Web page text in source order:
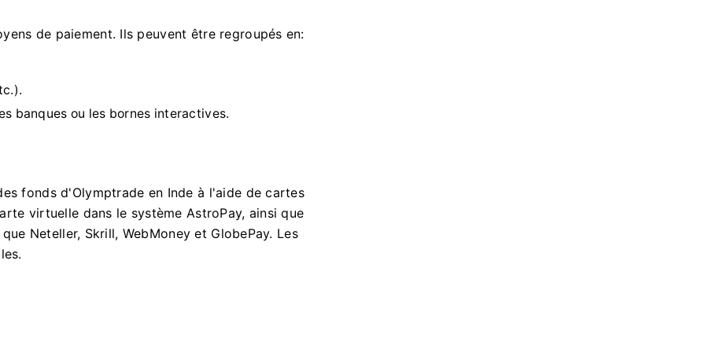
de paiement. Ils peuvent être regroupés en:
banques ou les bornes interactives.
fonds d'Olymptrade en Inde à l'aide de cartes
virtuelle dans le système AstroPay, ainsi que
Neteller, Skrill, WebMoney et GlobePay. Les